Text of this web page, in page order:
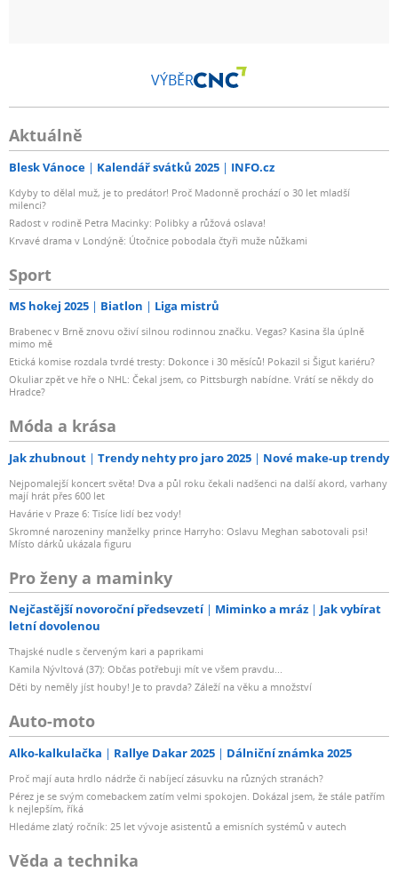
VÝBĚR
Aktuálně
Blesk Vánoce Kalendář svátků 2025 INFO.cz
Kdyby to dělal muž, je to predátor! Proč Madonně prochází o 30 let mladší
milenci?
Radost v rodině Petra Macinky: Polibky a růžová oslava!
Krvavé drama v Londýně: Útočnice pobodala čtyři muže nůžkami
Sport
MS hokej 2025 Biatlon Liga mistrů
Brabenec v Brně znovu oživí silnou rodinnou značku. Vegas? Kasina šla úplně
mimo mě
Etická komise rozdala tvrdé tresty: Dokonce i 30 měsíců! Pokazil si Šigut kariéru?
Okuliar zpět ve hře o NHL: Čekal jsem, co Pittsburgh nabídne. Vrátí se někdy do
Hradce?
Móda a krása
Jak zhubnout Trendy nehty pro jaro 2025 Nové make-up trendy
Nejpomalejší koncert světa! Dva a půl roku čekali nadšenci na další akord, varhany
mají hrát přes 600 let
Havárie v Praze 6: Tisíce lidí bez vody!
Skromné narozeniny manželky prince Harryho: Oslavu Meghan sabotovali psi!
Místo dárků ukázala figuru
Pro ženy a maminky
Nejčastější novoroční předsevzetí Miminko a mráz
Jak vybírat
letní dovolenou
Thajské nudle s červeným kari a paprikami
Kamila Nývltová (37): Občas potřebuji mít ve všem pravdu...
Děti by neměly jíst houby! Je to pravda? Záleží na věku a množství
Auto-moto
Alko-kalkulačka Rallye Dakar 2025 Dálniční známka 2025
Proč mají auta hrdlo nádrže či nabíjecí zásuvku na různých stranách?
Pérez je se svým comebackem zatím velmi spokojen. Dokázal jsem, že stále patřím
k nejlepším, říká
Hledáme zlatý ročník: 25 let vývoje asistentů a emisních systémů v autech
Věda a technika